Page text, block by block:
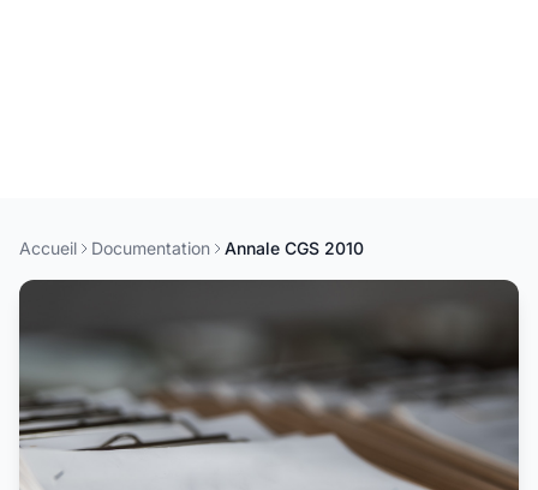
Accueil Documentation Annale CGS 2010